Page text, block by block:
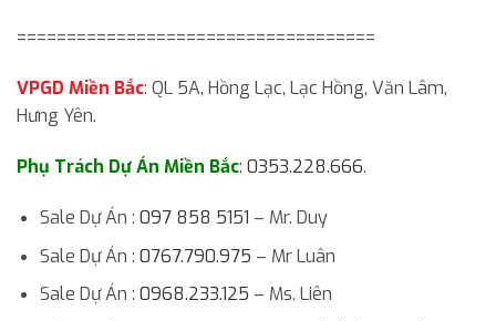
====================================
VPGD Miền Bắc: QL 5A, Hồng Lạc, Lạc Hồng, Văn Lâm,
Hưng Yên.
Phụ Trách Dự Án Miền Bắc: 0353.228.666.
Sale Dự Án : 097 858 5151 – Mr. Duy
Sale Dự Án : 0767.790.975 – Mr Luân
Sale Dự Án : 0968.233.125 – Ms. Liên